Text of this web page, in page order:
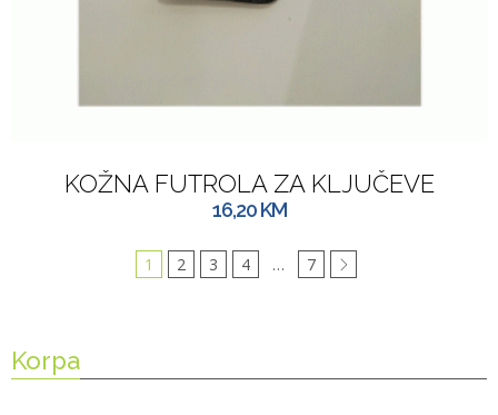
KOŽNA FUTROLA ZA KLJUČEVE
16,20KM
1 2 3 4 … 7
Korpa